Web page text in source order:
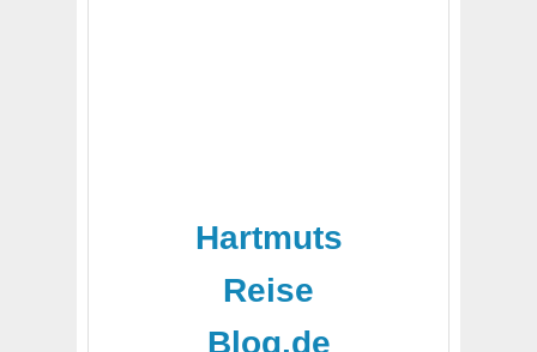
Hartmuts
Reise
Blog.de